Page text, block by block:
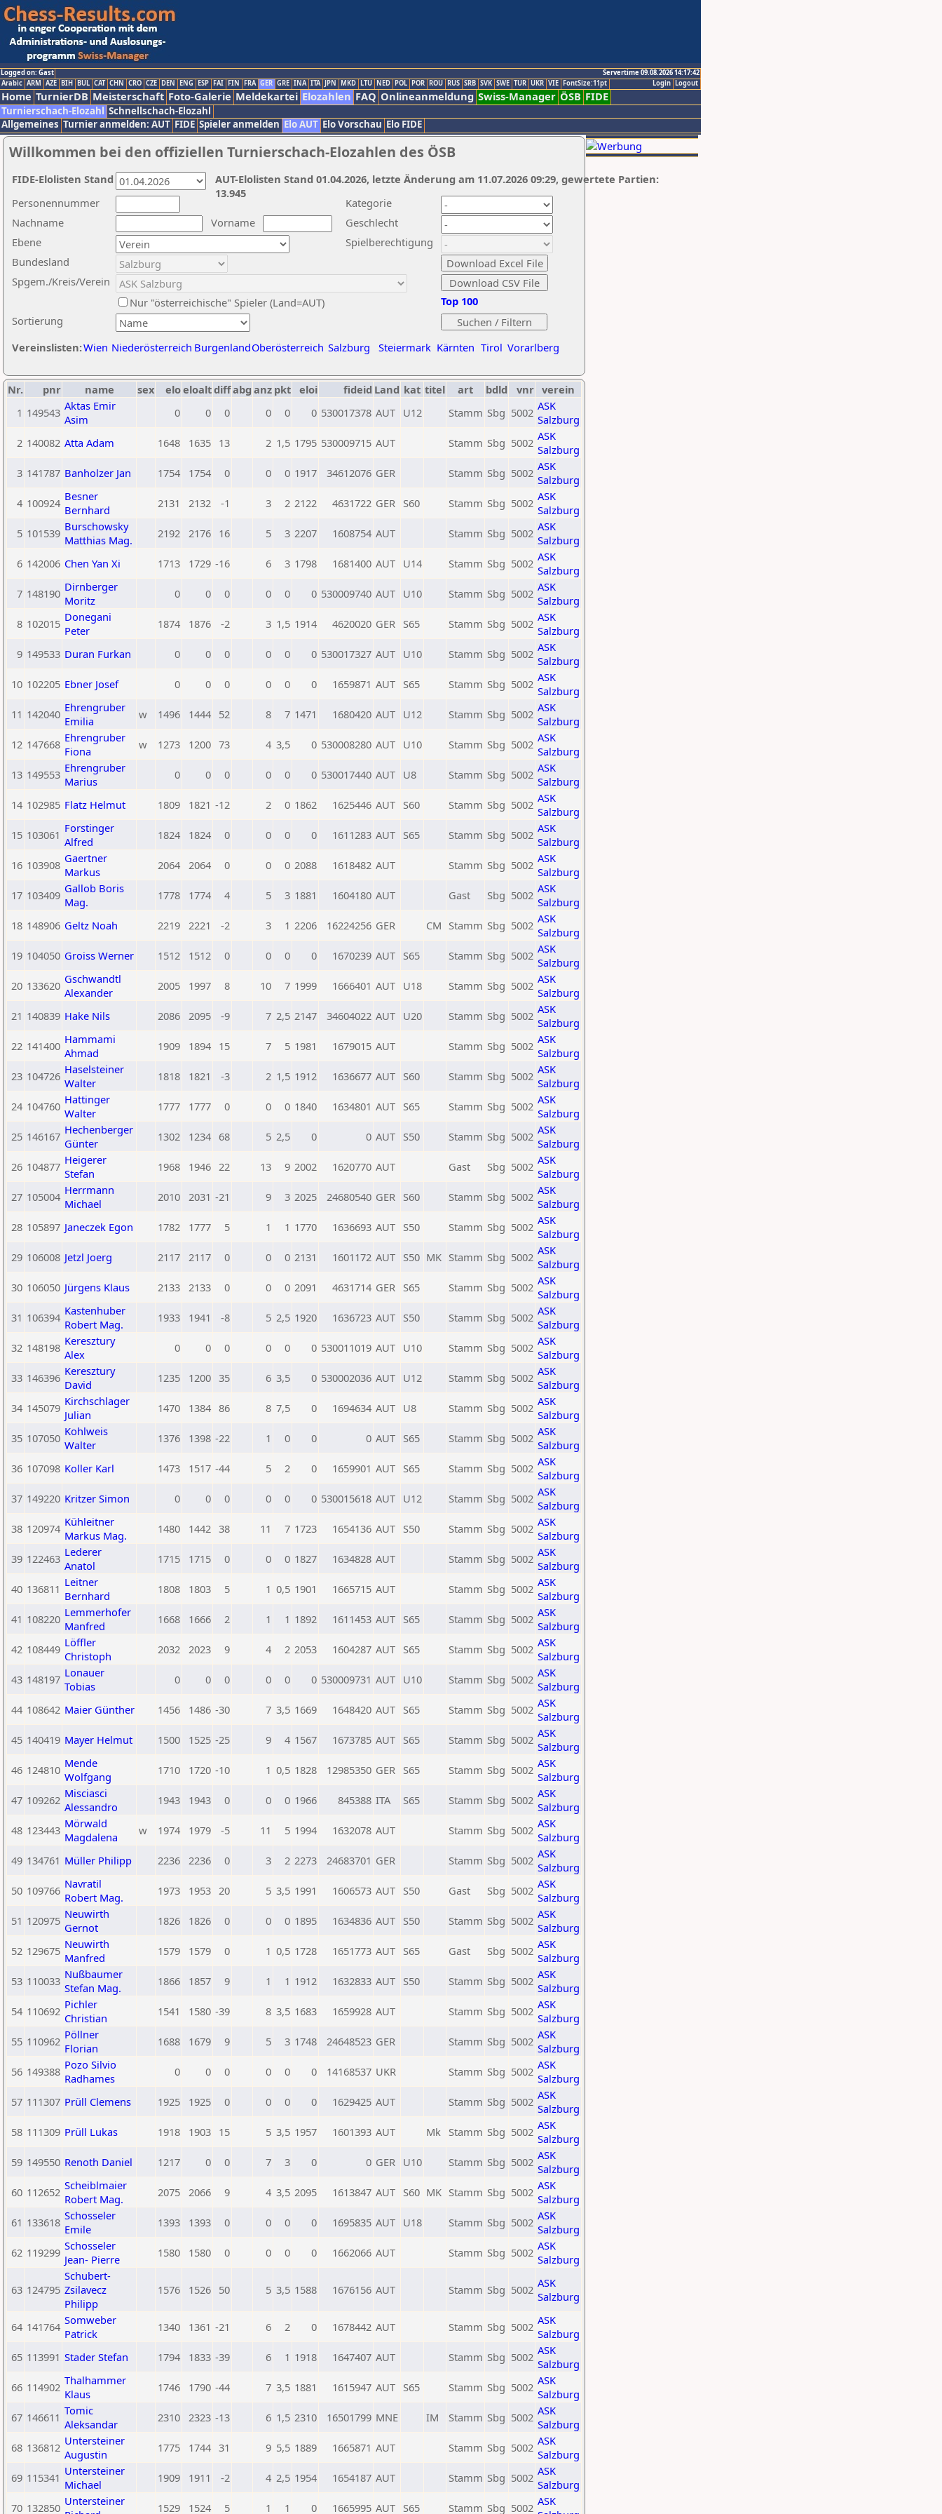
Logged on: Gast
Servertime 09.08.2026 14:17:42
Logout
Login
Arabic ARM AZE BIH BUL CAT CHN CRO CZE DEN ENG ESP FAI FIN FRA GER GRE INA ITA JPN MKD LTU NED POL POR ROU RUS SRB SVK SWE TUR UKR VIE FontSize:11pt
Home TurnierDB Meisterschaft Foto-Galerie Meldekartei Elozahlen FAQ Onlineanmeldung Swiss-Manager ÖSB FIDE
Turnierschach-Elozahl Schnellschach-Elozahl
Allgemeines Turnier anmelden: AUT FIDE Spieler anmelden Elo AUT Elo Vorschau Elo FIDE
Willkommen bei den offiziellen Turnierschach-Elozahlen des ÖSB
Nachname
Vorname
Ebene
Kategorie
Sortierung
Personennummer
Bundesland
Spgem./Kreis/Verein
Geschlecht
Nur "österreichische" Spieler (Land=AUT)
Spielberechtigung
Vereinslisten:Wien Niederösterreich BurgenlandOberösterreich Salzburg Steiermark Kärnten Tirol Vorarlberg
Top 100
AUT-Elolisten Stand 01.04.2026, letzte Änderung am 11.07.2026 09:29, gewertete Partien:
13.945
FIDE-Elolisten Stand
Nr. pnr name sex eloeloaltdiffabg anz pkt eloi fideid Land kat titel art bdld vnr verein
1 149543 Aktas Emir
Asim
0 0 0 0 0 0 530017378 AUT U12 Stamm Sbg 5002 ASK
Salzburg
2 140082 Atta Adam 1648 1635 13 2 1,5 1795 530009715 AUT Stamm Sbg 5002 ASK
Salzburg
3 141787 Banholzer Jan 1754 1754 0 0 0 1917 34612076 GER Stamm Sbg 5002 ASK
Salzburg
4 100924 Besner
Bernhard
2131 2132 -1 3 2 2122 4631722 GER S60 Stamm Sbg 5002 ASK
Salzburg
5 101539 Burschowsky
Matthias Mag.
2192 2176 16 5 3 2207 1608754 AUT Stamm Sbg 5002 ASK
Salzburg
6 142006 Chen Yan Xi 1713 1729 -16 6 3 1798 1681400 AUT U14 Stamm Sbg 5002 ASK
Salzburg
7 148190 Dirnberger
Moritz
0 0 0 0 0 0 530009740 AUT U10 Stamm Sbg 5002 ASK
Salzburg
8 102015 Donegani
Peter
1874 1876 -2 3 1,5 1914 4620020 GER S65 Stamm Sbg 5002 ASK
Salzburg
9 149533 Duran Furkan 0 0 0 0 0 0 530017327 AUT U10 Stamm Sbg 5002 ASK
Salzburg
10 102205 Ebner Josef 0 0 0 0 0 0 1659871 AUT S65 Stamm Sbg 5002 ASK
Salzburg
11 142040 Ehrengruber
Emilia
w 1496 1444 52 8 7 1471 1680420 AUT U12 Stamm Sbg 5002 ASK
Salzburg
12 147668 Ehrengruber
Fiona
w 1273 1200 73 4 3,5 0 530008280 AUT U10 Stamm Sbg 5002 ASK
Salzburg
13 149553 Ehrengruber
Marius
0 0 0 0 0 0 530017440 AUT U8 Stamm Sbg 5002 ASK
Salzburg
14 102985 Flatz Helmut 1809 1821 -12 2 0 1862 1625446 AUT S60 Stamm Sbg 5002 ASK
Salzburg
15 103061 Forstinger
Alfred
1824 1824 0 0 0 0 1611283 AUT S65 Stamm Sbg 5002 ASK
Salzburg
16 103908 Gaertner
Markus
2064 2064 0 0 0 2088 1618482 AUT Stamm Sbg 5002 ASK
Salzburg
17 103409 Gallob Boris
Mag.
1778 1774 4 5 3 1881 1604180 AUT Gast Sbg 5002 ASK
Salzburg
18 148906 Geltz Noah 2219 2221 -2 3 1 2206 16224256 GER CM Stamm Sbg 5002 ASK
Salzburg
19 104050 Groiss Werner 1512 1512 0 0 0 0 1670239 AUT S65 Stamm Sbg 5002 ASK
Salzburg
20 133620 Gschwandtl
Alexander
2005 1997 8 10 7 1999 1666401 AUT U18 Stamm Sbg 5002 ASK
Salzburg
21 140839 Hake Nils 2086 2095 -9 7 2,5 2147 34604022 AUT U20 Stamm Sbg 5002 ASK
Salzburg
22 141400 Hammami
Ahmad
1909 1894 15 7 5 1981 1679015 AUT Stamm Sbg 5002 ASK
Salzburg
23 104726 Haselsteiner
Walter
1818 1821 -3 2 1,5 1912 1636677 AUT S60 Stamm Sbg 5002 ASK
Salzburg
24 104760 Hattinger
Walter
1777 1777 0 0 0 1840 1634801 AUT S65 Stamm Sbg 5002 ASK
Salzburg
25 146167 Hechenberger
Günter
1302 1234 68 5 2,5 0 0 AUT S50 Stamm Sbg 5002 ASK
Salzburg
26 104877 Heigerer
Stefan
1968 1946 22 13 9 2002 1620770 AUT Gast Sbg 5002 ASK
Salzburg
27 105004 Herrmann
Michael
2010 2031 -21 9 3 2025 24680540 GER S60 Stamm Sbg 5002 ASK
Salzburg
28 105897 Janeczek Egon 1782 1777 5 1 1 1770 1636693 AUT S50 Stamm Sbg 5002 ASK
Salzburg
29 106008 Jetzl Joerg 2117 2117 0 0 0 2131 1601172 AUT S50 MK Stamm Sbg 5002 ASK
Salzburg
30 106050 Jürgens Klaus 2133 2133 0 0 0 2091 4631714 GER S65 Stamm Sbg 5002 ASK
Salzburg
31 106394 Kastenhuber
Robert Mag.
1933 1941 -8 5 2,5 1920 1636723 AUT S50 Stamm Sbg 5002 ASK
Salzburg
32 148198 Keresztury
Alex
0 0 0 0 0 0 530011019 AUT U10 Stamm Sbg 5002 ASK
Salzburg
33 146396 Keresztury
David
1235 1200 35 6 3,5 0 530002036 AUT U12 Stamm Sbg 5002 ASK
Salzburg
34 145079 Kirchschlager
Julian
1470 1384 86 8 7,5 0 1694634 AUT U8 Stamm Sbg 5002 ASK
Salzburg
35 107050 Kohlweis
Walter
1376 1398 -22 1 0 0 0 AUT S65 Stamm Sbg 5002 ASK
Salzburg
36 107098 Koller Karl 1473 1517 -44 5 2 0 1659901 AUT S65 Stamm Sbg 5002 ASK
Salzburg
37 149220 Kritzer Simon 0 0 0 0 0 0 530015618 AUT U12 Stamm Sbg 5002 ASK
Salzburg
38 120974 Kühleitner
Markus Mag.
1480 1442 38 11 7 1723 1654136 AUT S50 Stamm Sbg 5002 ASK
Salzburg
39 122463 Lederer
Anatol
1715 1715 0 0 0 1827 1634828 AUT Stamm Sbg 5002 ASK
Salzburg
40 136811 Leitner
Bernhard
1808 1803 5 1 0,5 1901 1665715 AUT Stamm Sbg 5002 ASK
Salzburg
41 108220 Lemmerhofer
Manfred
1668 1666 2 1 1 1892 1611453 AUT S65 Stamm Sbg 5002 ASK
Salzburg
42 108449 Löffler
Christoph
2032 2023 9 4 2 2053 1604287 AUT S65 Stamm Sbg 5002 ASK
Salzburg
43 148197 Lonauer
Tobias
0 0 0 0 0 0 530009731 AUT U10 Stamm Sbg 5002 ASK
Salzburg
44 108642 Maier Günther 1456 1486 -30 7 3,5 1669 1648420 AUT S65 Stamm Sbg 5002 ASK
Salzburg
45 140419 Mayer Helmut 1500 1525 -25 9 4 1567 1673785 AUT S65 Stamm Sbg 5002 ASK
Salzburg
46 124810 Mende
Wolfgang
1710 1720 -10 1 0,5 1828 12985350 GER S65 Stamm Sbg 5002 ASK
Salzburg
47 109262 Misciasci
Alessandro
1943 1943 0 0 0 1966 845388 ITA S65 Stamm Sbg 5002 ASK
Salzburg
48 123443 Mörwald
Magdalena
w 1974 1979 -5 11 5 1994 1632078 AUT Stamm Sbg 5002 ASK
Salzburg
49 134761 Müller Philipp 2236 2236 0 3 2 2273 24683701 GER Stamm Sbg 5002 ASK
Salzburg
50 109766 Navratil
Robert Mag.
1973 1953 20 5 3,5 1991 1606573 AUT S50 Gast Sbg 5002 ASK
Salzburg
51 120975 Neuwirth
Gernot
1826 1826 0 0 0 1895 1634836 AUT S50 Stamm Sbg 5002 ASK
Salzburg
52 129675 Neuwirth
Manfred
1579 1579 0 1 0,5 1728 1651773 AUT S65 Gast Sbg 5002 ASK
Salzburg
53 110033 Nußbaumer
Stefan Mag.
1866 1857 9 1 1 1912 1632833 AUT S50 Stamm Sbg 5002 ASK
Salzburg
54 110692 Pichler
Christian
1541 1580 -39 8 3,5 1683 1659928 AUT Stamm Sbg 5002 ASK
Salzburg
55 110962 Pöllner
Florian
1688 1679 9 5 3 1748 24648523 GER Stamm Sbg 5002 ASK
Salzburg
56 149388 Pozo Silvio
Radhames
0 0 0 0 0 0 14168537 UKR Stamm Sbg 5002 ASK
Salzburg
57 111307 Prüll Clemens 1925 1925 0 0 0 0 1629425 AUT Stamm Sbg 5002 ASK
Salzburg
58 111309 Prüll Lukas 1918 1903 15 5 3,5 1957 1601393 AUT Mk Stamm Sbg 5002 ASK
Salzburg
59 149550 Renoth Daniel 1217 0 0 7 3 0 0 GER U10 Stamm Sbg 5002 ASK
Salzburg
60 112652 Scheiblmaier
Robert Mag.
2075 2066 9 4 3,5 2095 1613847 AUT S60 MK Stamm Sbg 5002 ASK
Salzburg
61 133618 Schosseler
Emile
1393 1393 0 0 0 0 1695835 AUT U18 Stamm Sbg 5002 ASK
Salzburg
62 119299 Schosseler
Jean- Pierre
1580 1580 0 0 0 0 1662066 AUT Stamm Sbg 5002 ASK
Salzburg
63 124795
Schubert-
Zsilavecz
Philipp
1576 1526 50 5 3,5 1588 1676156 AUT Stamm Sbg 5002 ASK
Salzburg
64 141764 Somweber
Patrick
1340 1361 -21 6 2 0 1678442 AUT Stamm Sbg 5002 ASK
Salzburg
65 113991 Stader Stefan 1794 1833 -39 6 1 1918 1647407 AUT Stamm Sbg 5002 ASK
Salzburg
66 114902 Thalhammer
Klaus
1746 1790 -44 7 3,5 1881 1615947 AUT S65 Stamm Sbg 5002 ASK
Salzburg
67 146611 Tomic
Aleksandar
2310 2323 -13 6 1,5 2310 16501799 MNE IM Stamm Sbg 5002 ASK
Salzburg
68 136812 Untersteiner
Augustin
1775 1744 31 9 5,5 1889 1665871 AUT Stamm Sbg 5002 ASK
Salzburg
69 115341 Untersteiner
Michael
1909 1911 -2 4 2,5 1954 1654187 AUT Stamm Sbg 5002 ASK
Salzburg
70 132850 Untersteiner
1529 1524 5 1 1 0 1665995 AUT S65 Stamm Sbg 5002 ASK